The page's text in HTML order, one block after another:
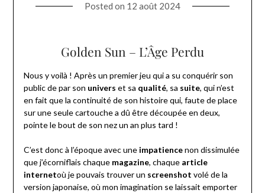
Posted on 12 août 2024
Golden Sun – L’Âge Perdu
Nous y voilà ! Après un premier jeu qui a su conquérir son
public de par son univers et sa qualité, sa suite, qui n’est
en fait que la continuité de son histoire qui, faute de place
sur une seule cartouche a dû être découpée en deux,
pointe le bout de son nez un an plus tard !
C’est donc à l’époque avec une impatiencenon dissimulée
que j’écorniflais chaque magazine, chaque article
internetoù je pouvais trouver un screenshot volé de la
version japonaise, où mon imagination se laissait emporter